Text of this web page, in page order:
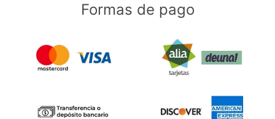
Formas de pago